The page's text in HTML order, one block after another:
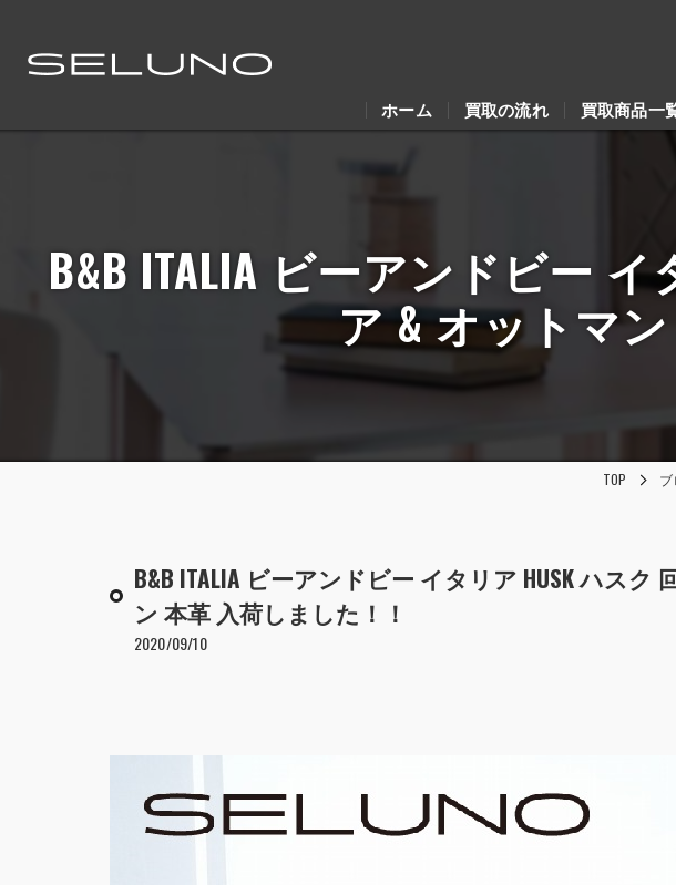
ホーム 買取の流れ 買取商品一
B&B ITALIA ビーアンドビー
ア & オットマ
TOP
B&B ITALIA ビーアンドビー イタリア HUSK ハス
ン 本革 入荷しました！！
2020/09/10